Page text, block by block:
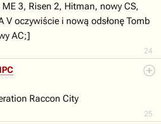
24
3, Risen 2, Hitman, nowy CS,
V oczywiście i nową odsłonę Tomb
AC;]
25
Raccon City